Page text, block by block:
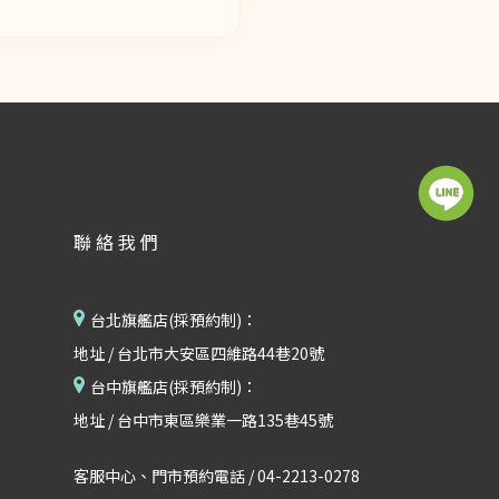
聯絡我們
台北旗艦店(採預約制)：
地址 / 台北市大安區四維路44巷20號
台中旗艦店(採預約制)：
地址 / 台中市東區樂業一路135巷45號
客服中心、門市預約電話 / 04-2213-0278